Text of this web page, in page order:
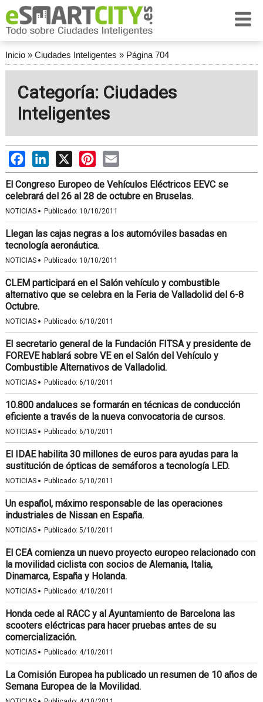
Inicio» Ciudades Inteligentes » Página 704
Categoría: Ciudades
Inteligentes
FacebookLinkedIn
X PinterestEmail
El Congreso Europeo de Vehículos Eléctricos EEVC se
celebrará del 26 al 28 de octubre en Bruselas.
NOTICIAS · Publicado: 10/10/2011
Llegan las cajas negras a los automóviles basadas en
tecnología aeronáutica.
NOTICIAS · Publicado: 10/10/2011
CLEM participará en el Salón vehículo y combustible
alternativo que se celebra en la Feria de Valladolid del 6-8
Octubre.
NOTICIAS · Publicado: 6/10/2011
El secretario general de la Fundación FITSA y presidente de
FOREVE hablará sobre VE en el Salón del Vehículo y
Combustible Alternativos de Valladolid.
NOTICIAS · Publicado: 6/10/2011
10.800 andaluces se formarán en técnicas de conducción
eficiente a través de la nueva convocatoria de cursos.
NOTICIAS · Publicado: 6/10/2011
El IDAE habilita 30 millones de euros para ayudas para la
sustitución de ópticas de semáforos a tecnología LED.
NOTICIAS · Publicado: 5/10/2011
Un español, máximo responsable de las operaciones
industriales de Nissan en España.
NOTICIAS · Publicado: 5/10/2011
El CEA comienza un nuevo proyecto europeo relacionado con
la movilidad ciclista con socios de Alemania, Italia,
Dinamarca, España y Holanda.
NOTICIAS · Publicado: 4/10/2011
Honda cede al RACC y al Ayuntamiento de Barcelona las
scooters eléctricas para hacer pruebas antes de su
comercialización.
NOTICIAS · Publicado: 4/10/2011
La Comisión Europea ha publicado un resumen de 10 años de
Semana Europea de la Movilidad.